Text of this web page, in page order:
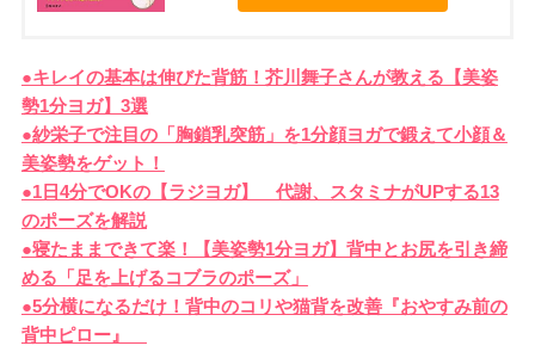
●キレイの基本は伸びた背筋！芥川舞子さんが教える【美姿
勢1分ヨガ】3選
●紗栄子で注目の「胸鎖乳突筋」を1分顔ヨガで鍛えて小顔＆
美姿勢をゲット！
●1日4分でOKの【ラジヨガ】 代謝、スタミナがUPする13
のポーズを解説
●寝たままできて楽！【美姿勢1分ヨガ】背中とお尻を引き締
める「足を上げるコブラのポーズ」
●5分横になるだけ！背中のコリや猫背を改善『おやすみ前の
背中ピロー』